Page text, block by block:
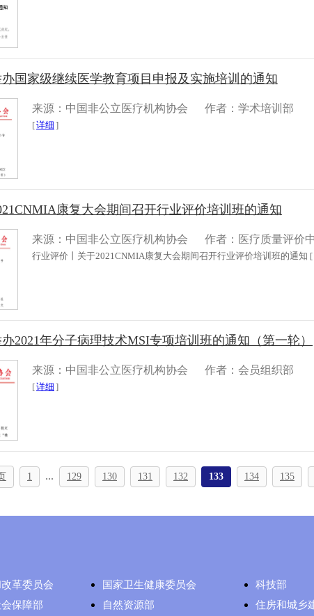
国家级继续医学教育项目申报及实施培训的通知
来源：中国非公立医疗机构协会 作者：学术培训部
[详细 ]
康复大会期间召开行业评价培训班的通知
来源：中国非公立医疗机构协会 作者：医疗质量评价
行业评价丨关于2021CNMIA康复大会期间召开行业评价培训班的通知 [
2021年分子病理技术MSI专项培训班的通知（第一轮）
来源：中国非公立医疗机构协会 作者：会员组织部
[详细 ]
1 ... 129 130 131 132 133 134 135
革委员会 国家卫生健康委员会
科技部
保障部 自然资源部 住房和城乡